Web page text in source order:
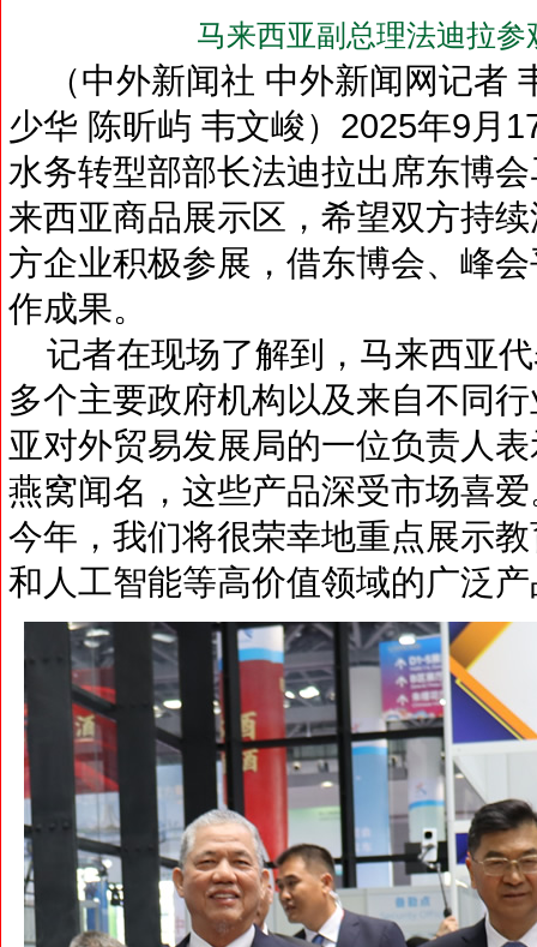
马来西亚副总理法迪拉
（中外新闻社 中外新闻网记者
少华 陈昕屿 韦文峻）2025年9月
水务转型部部长法迪拉出席东博
来西亚商品展示区，希望双方持
方企业积极参展，借东博会、峰
作成果。
记者在现场了解到，马来西亚
多个主要政府机构以及来自不同
亚对外贸易发展局的一位负责人
燕窝闻名，这些产品深受市场喜
今年，我们将很荣幸地重点展示
和人工智能等高价值领域的广泛